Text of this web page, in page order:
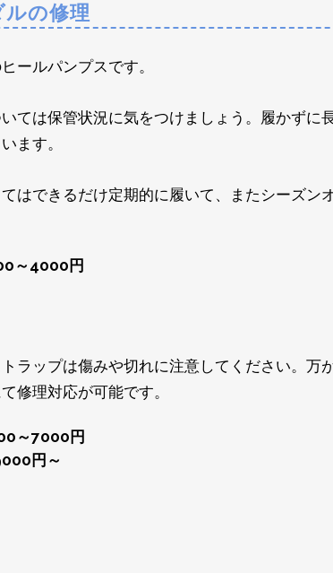
の修理
ールパンプスです。
ては保管状況に気をつけましょう。履かずに
ます。
はできるだけ定期的に履いて、またシーズン
～4000円
ラップは傷みや切れに注意してください。万
修理対応が可能です。
～7000円
円～